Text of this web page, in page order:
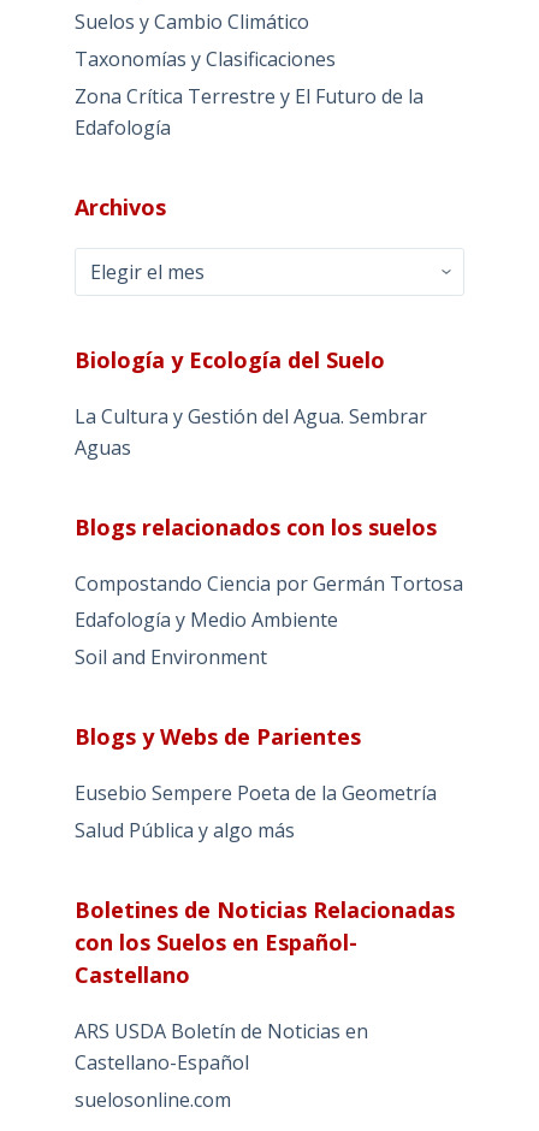
Suelos y Cambio Climático
Taxonomías y Clasificaciones
Zona Crítica Terrestre y El Futuro de la
Edafología
Archivos
Archivos
Biología y Ecología del Suelo
La Cultura y Gestión del Agua. Sembrar
Aguas
Blogs relacionados con los suelos
Compostando Ciencia por Germán Tortosa
Edafología y Medio Ambiente
Soil and Environment
Blogs y Webs de Parientes
Eusebio Sempere Poeta de la Geometría
Salud Pública y algo más
Boletines de Noticias Relacionadas
con los Suelos en Español-
Castellano
ARS USDA Boletín de Noticias en
Castellano-Español
suelosonline.com